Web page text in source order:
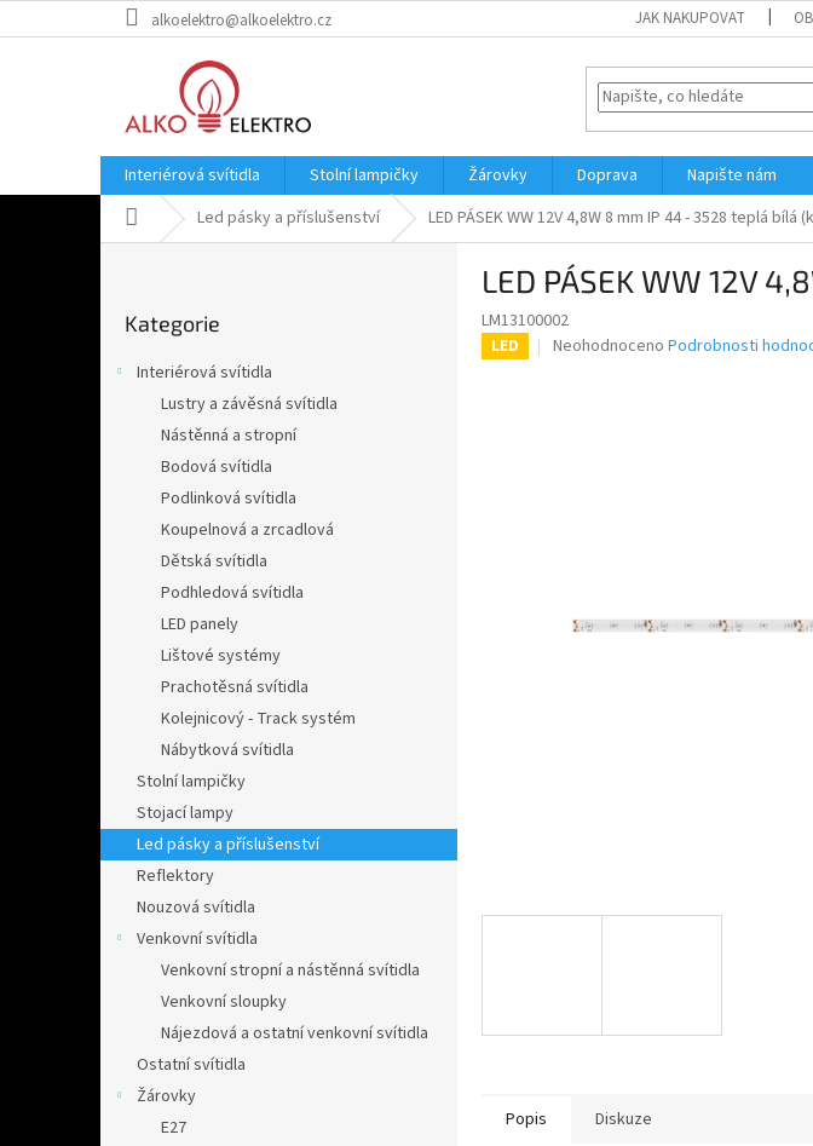
na
alkoelektro@alkoelektro.cz JAK NAKUPOVAT
Interiérová svítidla Stolní lampičky Žárovky Doprava
Napište nám
Domů Led pásky a příslušenství LED PÁSEK WW 12V 4,8W 8 mm IP 44 - 3528 teplá bílá
kategorie
Kategorie
Interiérová svítidla
Lustry a závěsná svítidla
Nástěnná a stropní
Bodová svítidla
Podlinková svítidla
Koupelnová a zrcadlová
Dětská svítidla
Podhledová svítidla
LED panely
Lištové systémy
Prachotěsná svítidla
Kolejnicový - Track systém
Nábytková svítidla
Stolní lampičky
Stojací lampy
Led pásky a příslušenství
Reflektory
Nouzová svítidla
Venkovní svítidla
Venkovní stropní a nástěnná svítidla
Venkovní sloupky
Nájezdová a ostatní venkovní svítidla
Ostatní svítidla
Žárovky
E27
LED PÁSEK WW 12V
LM13100002
LED
Průměrné
Neohodnoceno Podrobnosti
Popis Diskuze